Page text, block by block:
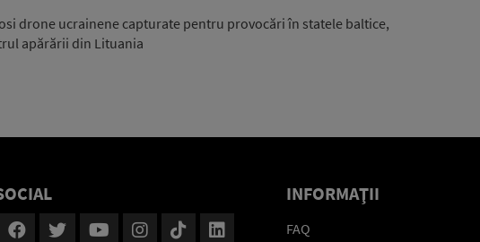
drone ucrainene capturate pentru provocări în statele baltice,
apărării din Lituania
INFORMAŢII
FAQ